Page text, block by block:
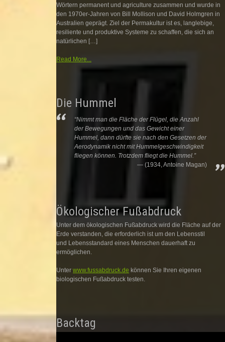
Wörtern permanent und agriculture zusammen und wurde in
den 1970er-Jahren von Bill Mollison und David Holmgren in
Australien geprägt. Ziel der Permakultur ist es, langlebige,
resiliente und produktive Systeme zu schaffen, die sich an
natürlichen […]
Read More...
Die Hummel
“Nimmt man die Fläche der Flügel, die Anzahl
der Bewegungen und das Gewicht einer
Hummel, dann dürfte sie nach den Gesetzen der
Aerodynamik nicht mit Hummelgeschwindigkeit
fliegen können. Trotzdem fliegt die Hummel.”
(1934, Antoine Magan)
Ökologischer Fußabdruck
Unter dem ökologischen Fußabdruck wird die Fläche auf der
Erde verstanden, die erforderlich ist um den Lebensstil
und Lebensstandard eines Menschen dauerhaft zu
ermöglichen.
Unter www.fussabdruck.de können Sie Ihren eigenen
biologischen Fußabdruck testen.
Backtag